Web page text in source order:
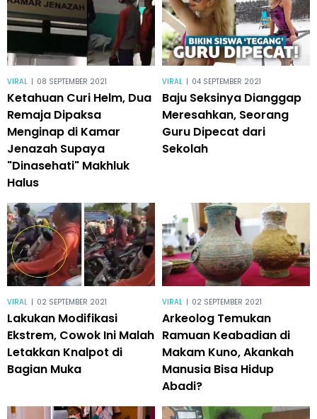
VIRAL | 08 SEPTEMBER 2021
Ketahuan Curi Helm, Dua
Remaja Dipaksa
Menginap di Kamar
Jenazah Supaya
"Dinasehati" Makhluk
Halus
VIRAL | 04 SEPTEMBER 2021
Baju Seksinya Dianggap
Meresahkan, Seorang
Guru Dipecat dari
Sekolah
VIRAL | 02 SEPTEMBER 2021
Lakukan Modifikasi
Ekstrem, Cowok Ini Malah
Letakkan Knalpot di
Bagian Muka
VIRAL | 02 SEPTEMBER 2021
Arkeolog Temukan
Ramuan Keabadian di
Makam Kuno, Akankah
Manusia Bisa Hidup
Abadi?